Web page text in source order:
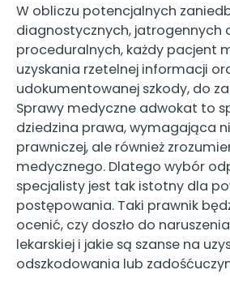
W obliczu potencjalnych
diagnostycznych, jatrogennych
proceduralnych, każdy pacjent
uzyskania rzetelnej informacji
udokumentowanej szkody, do
Sprawy medyczne adwokat to
dziedzina prawa, wymagająca
prawniczej, ale również
medycznego. Dlatego wybór
specjalisty jest tak istotny dla
postępowania. Taki prawnik
ocenić, czy doszło do
lekarskiej i jakie są szanse na
odszkodowania lub